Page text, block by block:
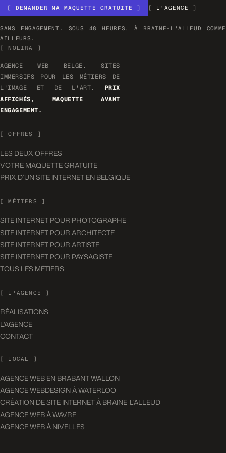
[ DEMANDER MA MAQUETTE GRATUITE ] [ L'AGENCE ]
SANS ENGAGEMENT. SOUS 48 HEURES, À BRAINE-L'ALLEUD COMME
AILLEURS.
[ NOLIRA ]
AGENCE WEB BELGE. SITES
IMMERSIFS POUR LES MÉTIERS DE
L'IMAGE ET DE L'ART. PRIX
AFFICHÉS, MAQUETTE AVANT
ENGAGEMENT.
[ OFFRES ]
LES DEUX OFFRES
VOTRE MAQUETTE GRATUITE
PRIX D’UN SITE INTERNET EN BELGIQUE
[ MÉTIERS ]
SITE INTERNET POUR PHOTOGRAPHE
SITE INTERNET POUR ARCHITECTE
SITE INTERNET POUR ARTISTE
SITE INTERNET POUR PAYSAGISTE
TOUS LES MÉTIERS
[ L'AGENCE ]
RÉALISATIONS
L'AGENCE
CONTACT
[ LOCAL ]
AGENCE WEB EN BRABANT WALLON
AGENCE WEBDESIGN À WATERLOO
CRÉATION DE SITE INTERNET À BRAINE-L'ALLEUD
AGENCE WEB À WAVRE
AGENCE WEB À NIVELLES